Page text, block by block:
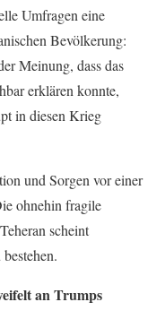
Umfragen eine
Bevölkerung:
Meinung, dass das
erklären konnte,
in diesen Krieg
und Sorgen vor einer
ohnehin fragile
scheint
an Trumps